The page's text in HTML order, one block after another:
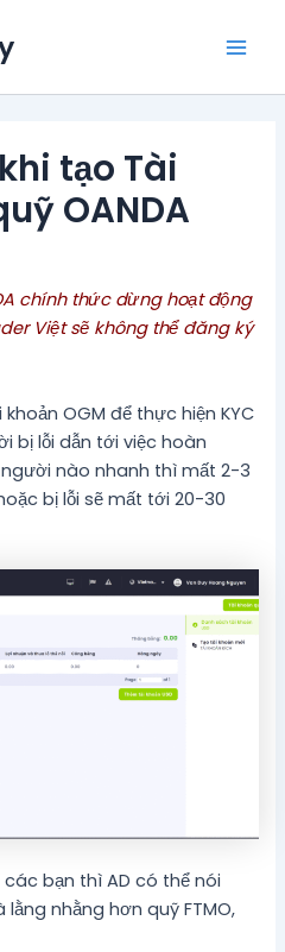
tạo Tài
OANDA
chính thức dừng hoạt động
Việt sẽ không thể đăng ký
OGM để thực hiện KYC
bị lỗi dẫn tới việc hoàn
người nào nhanh thì mất 2-3
bị lỗi sẽ mất tới 20-30
bạn thì AD có thể nói
lằng nhằng hơn quỹ FTMO,